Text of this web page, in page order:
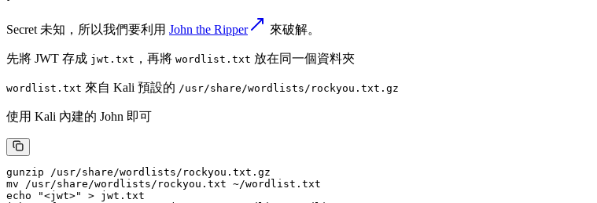
Secret 未知，所以我們要利用 John the Ripper 來破解。
先將 JWT 存成 jwt.txt ，再將 wordlist.txt 放在同一個資料夾
wordlist.txt 來自 Kali 預設的 /usr/share/wordlists/rockyou.txt.gz
使用 Kali 內建的 John 即可